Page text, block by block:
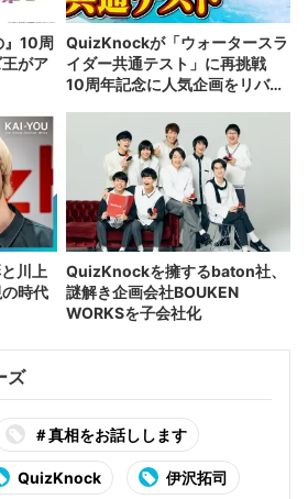
10周
がア
QuizKnockが「ウォータースラ
イダー共通テスト」に再挑戦
10周年記念に人気企画をリバイ
時代
QuizKnockを擁するbaton社、
謎解き企画会社BOUKEN
WORKSを子会社化
ズ
＃真相をお話しします
QuizKnock 伊沢拓司